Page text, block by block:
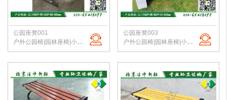
公园座凳001
户外公园椅|园林座椅|小区路椅|公园长椅|校园户外椅|洁净新雅 定制批发
公园座凳003
户外公园椅|园林座椅|小区路椅|公园长椅|校园户外椅|洁净新雅 定制批发